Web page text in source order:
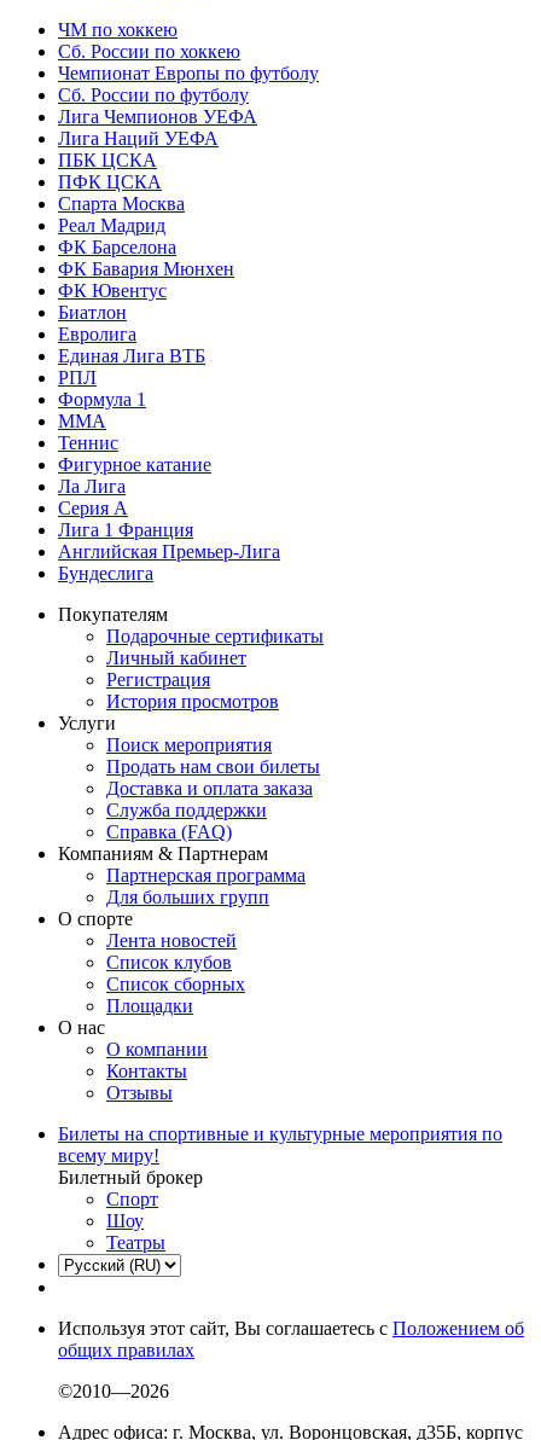
ЧМ по хоккею
Сб. России по хоккею
Чемпионат Европы по футболу
Сб. России по футболу
Лига Чемпионов УЕФА
Лига Наций УЕФА
ПБК ЦСКА
ПФК ЦСКА
Спарта Москва
Реал Мадрид
ФК Барселона
ФК Бавария Мюнхен
ФК Ювентус
Биатлон
Евролига
Единая Лига ВТБ
РПЛ
Формула 1
MMA
Теннис
Фигурное катание
Ла Лига
Серия А
Лига 1 Франция
Английская Премьер-Лига
Бундеслига
Покупателям
Подарочные сертификаты
Личный кабинет
Регистрация
История просмотров
Услуги
Поиск мероприятия
Продать нам свои билеты
Доставка и оплата заказа
Служба поддержки
Справка (FAQ)
Компаниям & Партнерам
Партнерская программа
Для больших групп
О спорте
Лента новостей
Список клубов
Список сборных
Площадки
О нас
О компании
Контакты
Отзывы
Билеты на спортивные и культурные мероприятия по
всему миру!
Билетный брокер
Спорт
Шоу
Театры
Используя этот сайт, Вы соглашаетесь с Положением об
общих правилах
©2010—2026
Адрес офиса: г. Москва, ул. Воронцовская, д35Б, корпус